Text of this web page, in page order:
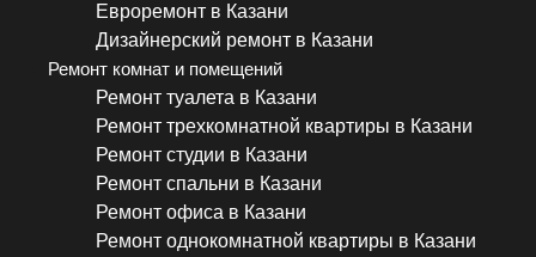
Евроремонт в Казани
Дизайнерский ремонт в Казани
Ремонт комнат и помещений
Ремонт туалета в Казани
Ремонт трехкомнатной квартиры в Казани
Ремонт студии в Казани
Ремонт спальни в Казани
Ремонт офиса в Казани
Ремонт однокомнатной квартиры в Казани